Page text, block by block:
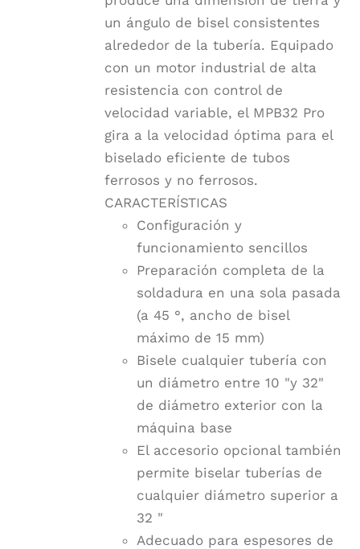
un ángulo de bisel consistentes
alrededor de la tubería. Equipado
con un motor industrial de alta
resistencia con control de
velocidad variable, el MPB32 Pro
gira a la velocidad óptima para el
biselado eficiente de tubos
ferrosos y no ferrosos.
CARACTERÍSTICAS
Configuración y
funcionamiento sencillos
Preparación completa de la
soldadura en una sola pasada
(a 45 °, ancho de bisel
máximo de 15 mm)
Bisele cualquier tubería con
un diámetro entre 10 "y 32"
de diámetro exterior con la
máquina base
El accesorio opcional también
permite biselar tuberías de
cualquier diámetro superior a
32 "
Adecuado para espesores de